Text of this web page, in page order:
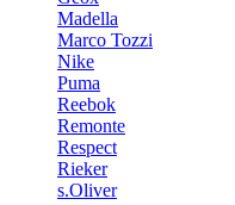
Madella
Marco Tozzi
Nike
Puma
Reebok
Remonte
Respect
Rieker
s.Oliver